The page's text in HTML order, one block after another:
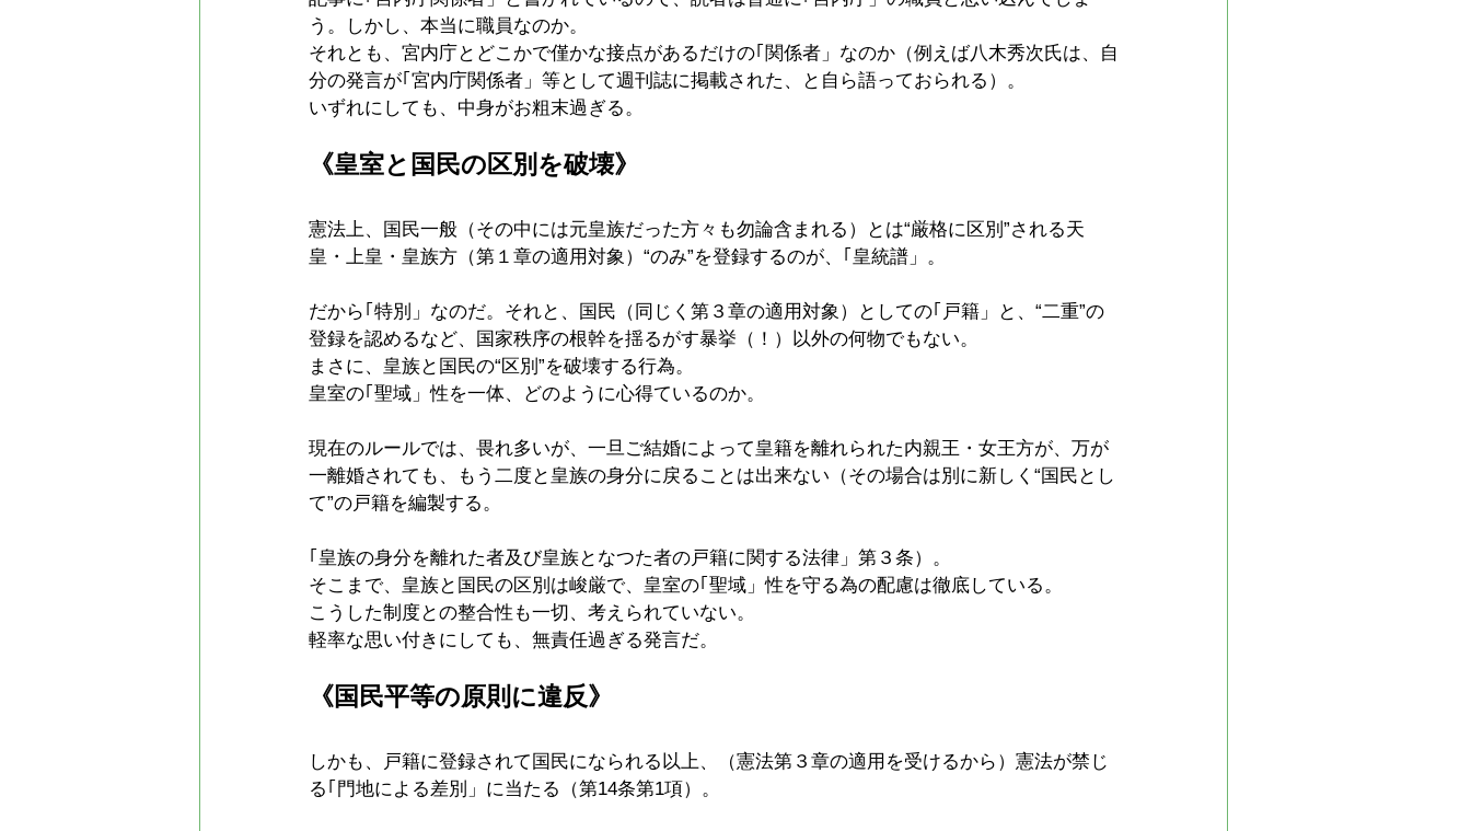
う。しかし、本当に職員なのか。
それとも、宮内庁とどこかで僅かな接点があるだけの｢関係者」なのか（例えば八木秀次氏は、自
分の発言が｢宮内庁関係者」等として週刊誌に掲載された、と自ら語っておられる）。
いずれにしても、中身がお粗末過ぎる。
《皇室と国民の区別を破壊》
憲法上、国民一般（その中には元皇族だった方々も勿論含まれる）とは“厳格に区別”される天
皇・上皇・皇族方（第１章の適用対象）“のみ”を登録するのが、｢皇統譜」。
だから｢特別」なのだ。それと、国民（同じく第３章の適用対象）としての｢戸籍」と、“二重”の
登録を認めるなど、国家秩序の根幹を揺るがす暴挙（！）以外の何物でもない。
まさに、皇族と国民の“区別”を破壊する行為。
皇室の｢聖域」性を一体、どのように心得ているのか。
現在のルールでは、畏れ多いが、一旦ご結婚によって皇籍を離れられた内親王・女王方が、万が
一離婚されても、もう二度と皇族の身分に戻ることは出来ない（その場合は別に新しく“国民とし
て”の戸籍を編製する。
｢皇族の身分を離れた者及び皇族となつた者の戸籍に関する法律」第３条）。
そこまで、皇族と国民の区別は峻厳で、皇室の｢聖域」性を守る為の配慮は徹底している。
こうした制度との整合性も一切、考えられていない。
軽率な思い付きにしても、無責任過ぎる発言だ。
《国民平等の原則に違反》
しかも、戸籍に登録されて国民になられる以上、（憲法第３章の適用を受けるから）憲法が禁じ
る｢門地による差別」に当たる（第14条第1項）。